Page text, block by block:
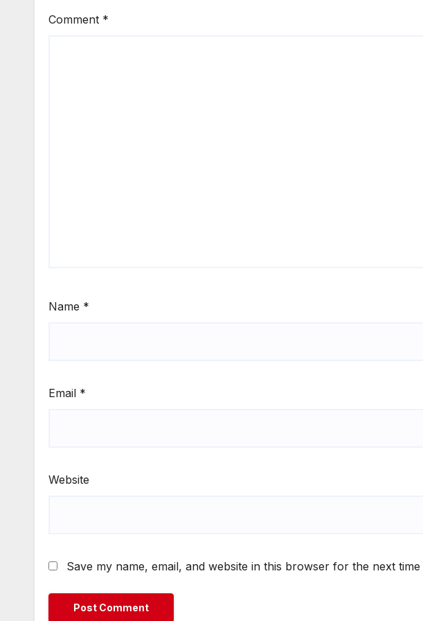
Comment *
Name *
Email *
Website
Save my name, email, and website in this browser for the next